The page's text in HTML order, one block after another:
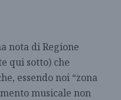
nota di Regione
qui sotto) che
essendo noi “zona
musicale non